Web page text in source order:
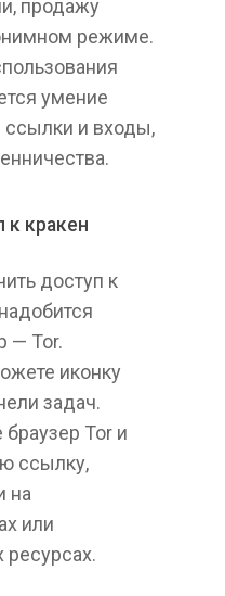
продажу
режиме.
умение
ссылки и входы,
к кракен
доступ к
— Tor.
иконку
задач.
браузер Tor и
ссылку,
на
или